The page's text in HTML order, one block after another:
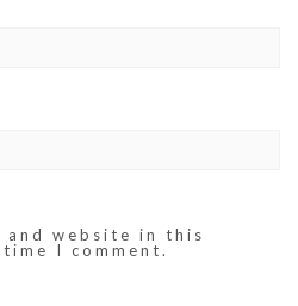
and website in this
I comment.